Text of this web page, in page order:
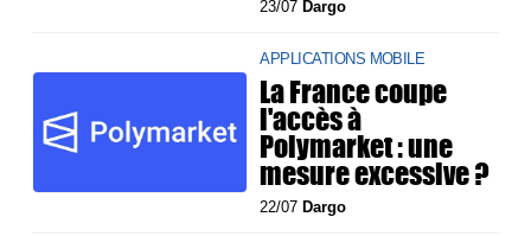
23/07Dargo
APPLICATIONS MOBILE
La France coupe
l'accès à
Polymarket : une
mesure excessive ?
22/07Dargo